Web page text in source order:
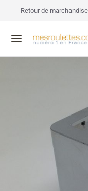
Retour de marchandise